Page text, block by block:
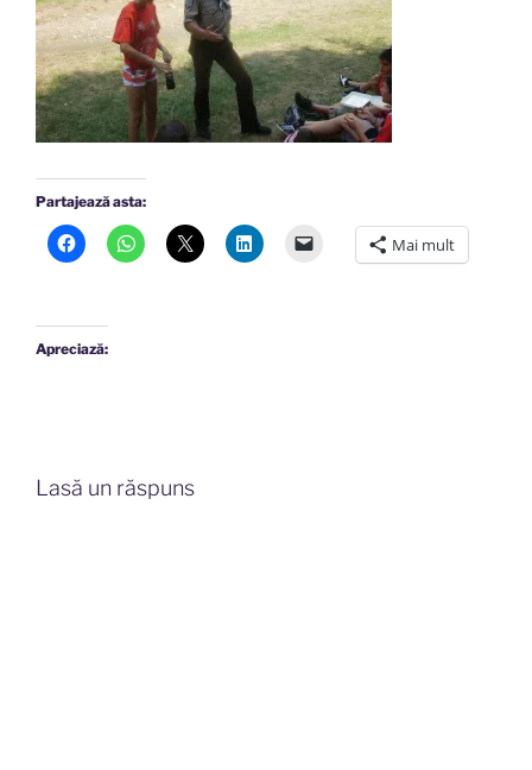
Partajează asta:
Mai mult
Apreciază:
Lasă un răspuns